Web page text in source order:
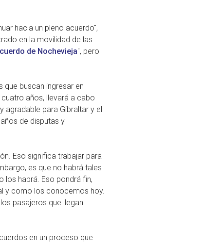
hacia un pleno acuerdo",
en la movilidad de las
de Nochevieja", pero
que buscan ingresar en
años, llevará a cabo
para Gibraltar y el
de disputas y
Eso significa trabajar para
es que no habrá tales
los habrá. Eso pondrá fin,
y como los conocemos hoy.
pasajeros que llegan
en un proceso que